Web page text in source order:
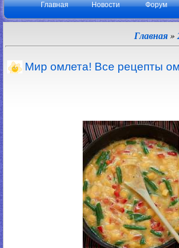
Главная Новости Форум
Главная»
Мир омлета! Все рецепты